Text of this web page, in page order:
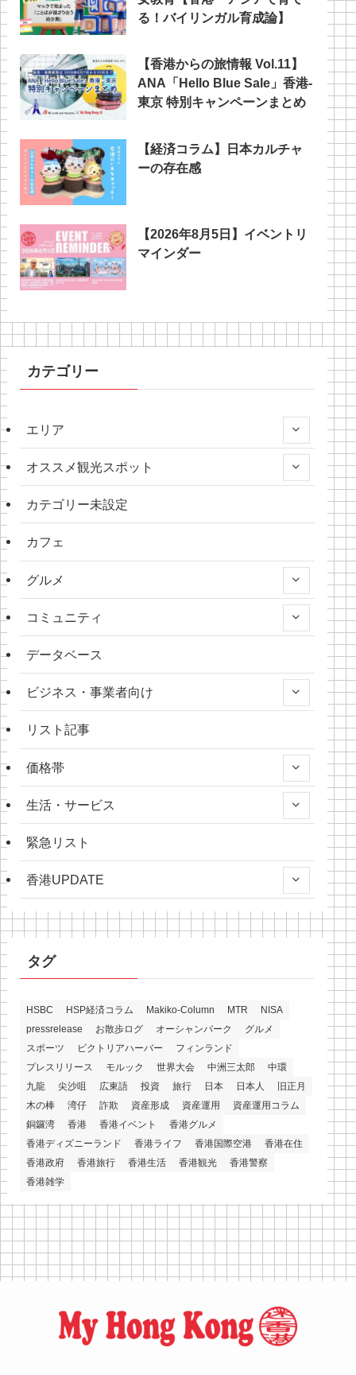
る！バイリンガル育成論】
【香港からの旅情報 Vol.11】
ANA「Hello Blue Sale」香港‐
東京 特別キャンペーンまとめ
【経済コラム】日本カルチャ
ーの存在感
【2026年8月5日】イベントリ
マインダー
カテゴリー
エリア
オススメ観光スポット
カテゴリー未設定
カフェ
グルメ
コミュニティ
データベース
ビジネス・事業者向け
リスト記事
価格帯
生活・サービス
緊急リスト
香港UPDATE
タグ
HSBC HSP経済コラム Makiko-Column MTR
NISA
pressrelease
お散歩ログ オーシャンパーク
グルメ
スポーツ
ビクトリアハーバー
フィンランド
プレスリリース
モルック 世界大会 中洲三太郎
中環
九龍
尖沙咀 広東語 投資 旅行 日本 日本人
旧正月
木の棒
湾仔 詐欺 資産形成 資産運用
資産運用コラム
銅鑼湾
香港 香港イベント
香港グルメ
香港ディズニーランド
香港ライフ 香港国際空港
香港在住
香港政府
香港旅行 香港生活 香港観光
香港警察
香港雑学